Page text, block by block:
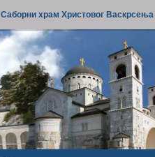
Саборни храм Христовог Васкрсења